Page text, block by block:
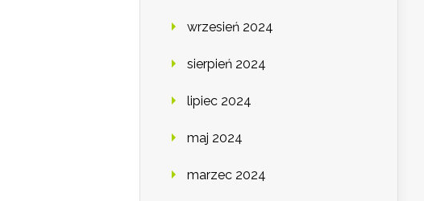
wrzesień 2024
sierpień 2024
lipiec 2024
maj 2024
marzec 2024